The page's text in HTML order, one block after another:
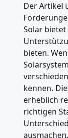
Der Artikel
Solar
bieten.
kennen.
erheblich
richtigen
ausmachen.